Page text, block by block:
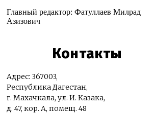
Главный редактор: Фатуллаев Милрад
Азизович
Контакты
Адрес: 367003,
Республика Дагестан,
г. Махачкала, ул. И. Казака,
д. 47, кор. А, помещ. 48